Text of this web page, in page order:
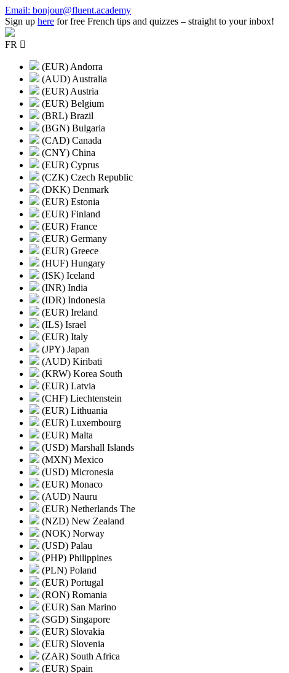
Skip
to
content
Email: bonjour@fluent.academy
Sign up here for free French tips and quizzes – straight to your inbox!
FR
(EUR) Andorra
(AUD) Australia
(EUR) Austria
(EUR) Belgium
(BRL) Brazil
(BGN) Bulgaria
(CAD) Canada
(CNY) China
(EUR) Cyprus
(CZK) Czech Republic
(DKK) Denmark
(EUR) Estonia
(EUR) Finland
(EUR) France
(EUR) Germany
(EUR) Greece
(HUF) Hungary
(ISK) Iceland
(INR) India
(IDR) Indonesia
(EUR) Ireland
(ILS) Israel
(EUR) Italy
(JPY) Japan
(AUD) Kiribati
(KRW) Korea South
(EUR) Latvia
(CHF) Liechtenstein
(EUR) Lithuania
(EUR) Luxembourg
(EUR) Malta
(USD) Marshall Islands
(MXN) Mexico
(USD) Micronesia
(EUR) Monaco
(AUD) Nauru
(EUR) Netherlands The
(NZD) New Zealand
(NOK) Norway
(USD) Palau
(PHP) Philippines
(PLN) Poland
(EUR) Portugal
(RON) Romania
(EUR) San Marino
(SGD) Singapore
(EUR) Slovakia
(EUR) Slovenia
(ZAR) South Africa
(EUR) Spain